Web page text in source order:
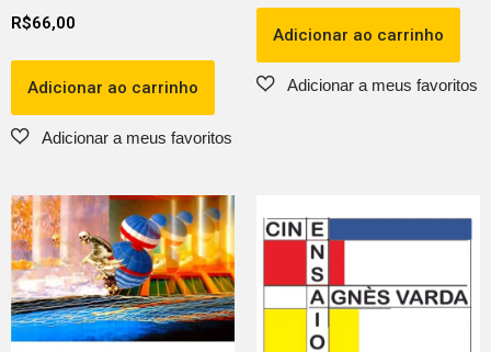
R$66,00
Adicionar ao carrinho
Adicionar ao carrinho